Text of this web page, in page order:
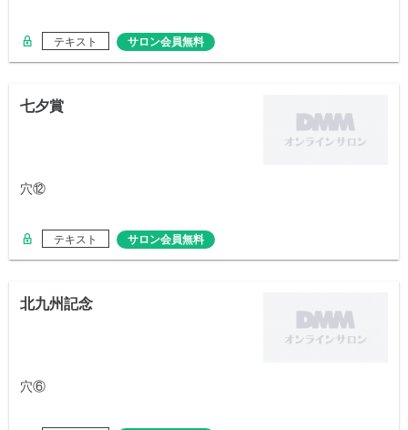
テキスト サロン会員無料
七夕賞
穴⑫
テキスト サロン会員無料
北九州記念
穴⑥